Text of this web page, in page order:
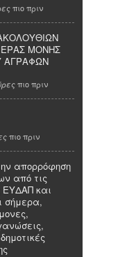
πιο πριν
ΜΟΝΗΣ
ΑΓΡΑΦΩΝ
πιο πριν
πιο πριν
απορρόφηση
από τις
ΕΥΔΑΠ και
σήμερα,